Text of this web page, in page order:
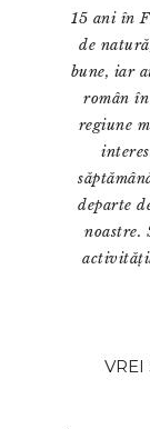
15 ani în
de
bune, iar
român
regiune
departe
noastre.
VREI